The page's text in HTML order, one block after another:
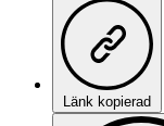
Länk kopierad